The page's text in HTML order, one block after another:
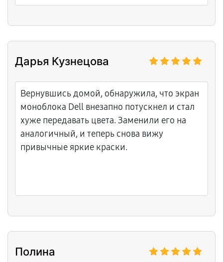
Дарья Кузнецова
Вернувшись домой, обнаружила, что экран
моноблока Dell внезапно потускнел и стал
хуже передавать цвета. Заменили его на
аналогичный, и теперь снова вижу
привычные яркие краски.
Полина